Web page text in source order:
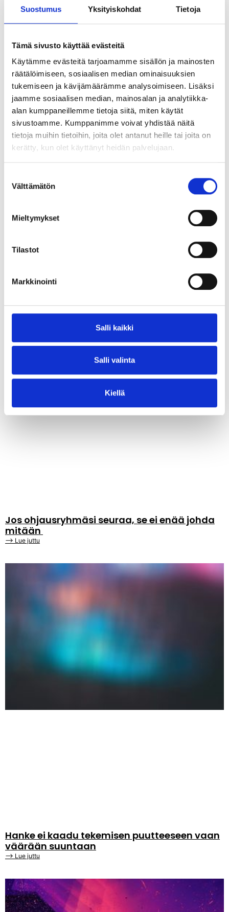
Suostumus Yksityiskohdat Tietoja
Tämä sivusto käyttää evästeitä
Käytämme evästeitä tarjoamamme sisällön ja mainosten
räätälöimiseen, sosiaalisen median ominaisuuksien
tukemiseen ja kävijämäärämme analysoimiseen. Lisäksi
jaamme sosiaalisen median, mainosalan ja analytiikka-
alan kumppaneillemme tietoja siitä, miten käytät
sivustoamme. Kumppanimme voivat yhdistää näitä
tietoja muihin tietoihin, joita olet antanut heille tai joita on
kerätty, kun olet käyttänyt heidän palvelujaan.
valinta
Välttämätön
Mieltymykset
Tilastot
Markkinointi
Salli kaikki
Salli valinta
Kiellä
agentti vaan paras orkestrointi
Jos ohjausryhmäsi seuraa, se ei enää johda
mitään
⟶ Lue juttu
Hanke ei kaadu tekemisen puutteeseen vaan
väärään suuntaan
⟶ Lue juttu